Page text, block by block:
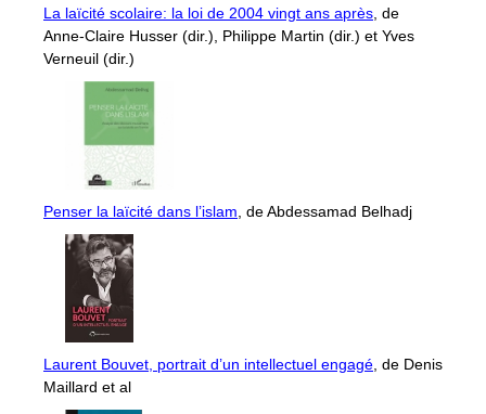
La laïcité scolaire: la loi de 2004 vingt ans après , de
Anne-Claire Husser (dir.), Philippe Martin (dir.) et Yves
Verneuil (dir.)
Penser la laïcité dans l’islam , de Abdessamad Belhadj
Laurent Bouvet, portrait d’un intellectuel engagé , de Denis
Maillard et al